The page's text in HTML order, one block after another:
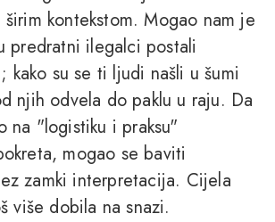
kontekstom. Mogao nam je
predratni ilegalci postali
kako su se ti ljudi našli u šumi
njih odvela do paklu u raju. Da
na "logistiku i praksu"
mogao se baviti
zamki interpretacija. Cijela
više dobila na snazi.